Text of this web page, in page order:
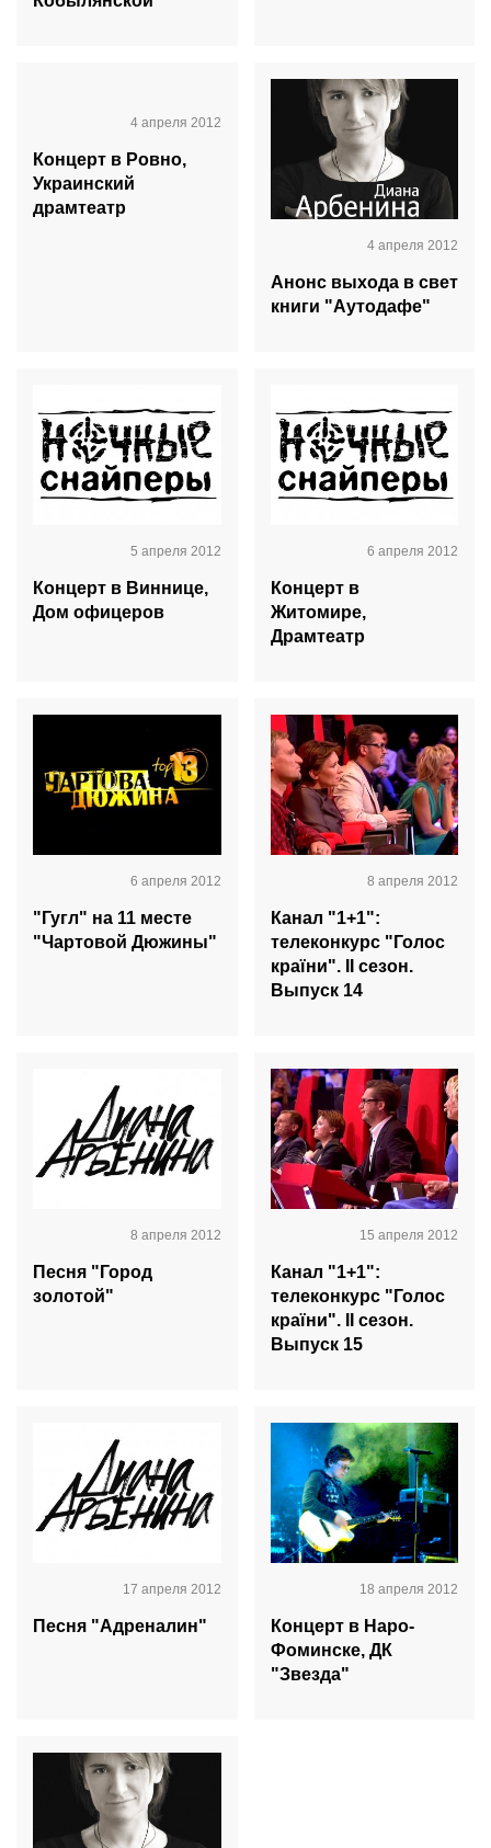
4 апреля 2012
Концерт в Ровно,
Украинский
драмтеатр
4 апреля 2012
Анонс выхода в свет
книги "Аутодафе"
5 апреля 2012
Концерт в Виннице,
Дом офицеров
6 апреля 2012
Концерт в
Житомире,
Драмтеатр
6 апреля 2012
"Гугл" на 11 месте
"Чартовой Дюжины"
8 апреля 2012
Канал "1+1":
телеконкурс "Голос
країни". II сезон.
Выпуск 14
8 апреля 2012
Песня "Город
золотой"
15 апреля 2012
Канал "1+1":
телеконкурс "Голос
країни". II сезон.
Выпуск 15
17 апреля 2012
Песня "Адреналин"
18 апреля 2012
Концерт в Наро-
Фоминске, ДК
"Звезда"